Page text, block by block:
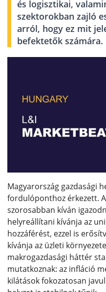
és logisztikai,
szektorokban zajló
arról, hogy ez mit
befektetők számára.
Magyarország gazdasági
fordulóponthoz érkezett.
szorosabban kíván
helyreállítani kívánja az
hozzáférést, ezzel is
kívánja az üzleti
makrogazdasági háttér
mutatkoznak: az infláció
kilátások fokozatosan